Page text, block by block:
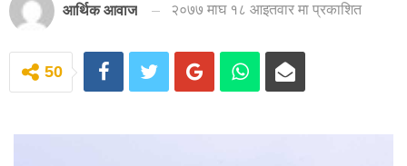
आर्थिक आवाज २०७७ माघ १८ आइतवार मा प्रकाशित
50